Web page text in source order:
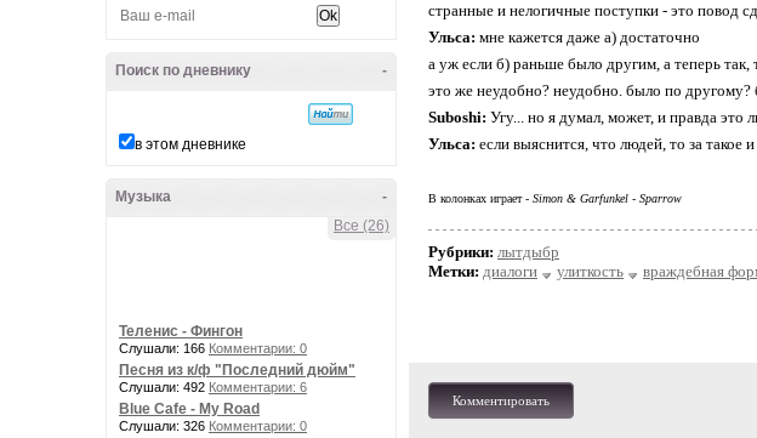
-
Поиск по дневнику
в этом дневнике
-
Музыка
Все (26)
Теленис - Фингон
Слушали: 166 Комментарии: 0
Песня из к/ф "Последний дюйм"
Слушали: 492 Комментарии: 6
Blue Cafe - My Road
Слушали: 326 Комментарии: 0
странные и нелогичные поступки - это повод
Ульса: мне кажется даже а) достаточно
а уж если б) раньше было другим, а теперь так,
это же неудобно? неудобно. было по другому?
Suboshi: Угу... но я думал, может, и правда это
Ульса: если выяснится, что людей, то за такое
В колонках играет - Simon & Garfunkel - Sparrow
Рубрики: лытдыбр
Метки: диалоги улиткость враждебная
Комментировать